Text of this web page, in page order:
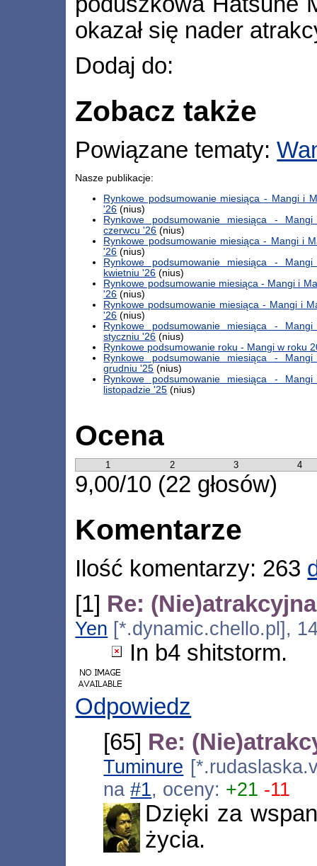
okazał się nader
Dodaj do:
Zobacz także
Powiązane tematy:
Nasze publikacje:
Rynkowe podsumowanie miesiąca - Mangi i
'26 (nius)
Rynkowe podsumowanie miesiąca -
czerwcu '26 (nius)
Rynkowe podsumowanie miesiąca - Mangi i
'26 (nius)
Rynkowe podsumowanie miesiąca -
kwietniu '26 (nius)
Rynkowe podsumowanie miesiąca - Mangi i
'26 (nius)
Rynkowe podsumowanie miesiąca - Mangi i
'26 (nius)
Rynkowe podsumowanie miesiąca -
styczniu '26 (nius)
Rynkowe podsumowanie roku - Mangi w roku
Rynkowe podsumowanie miesiąca -
grudniu '25 (nius)
Rynkowe podsumowanie miesiąca -
listopadzie '25 (nius)
Ocena
1 2 3 4
9,00/10 (22 głosów)
Komentarze
Ilość komentarzy: 263
[1] Re:
Yen [*.dynamic.chello.pl],
In b4 shitstorm.
Odpowiedz
[65] Re:
Tuminure
na#1, oceny: +21 -11
Dzięki za
życia.